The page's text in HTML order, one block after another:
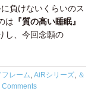
負けないくらいのス
は 『質の高い睡眠』
し、今回念願の
レーム, AiRシリーズ, ＆
Comments